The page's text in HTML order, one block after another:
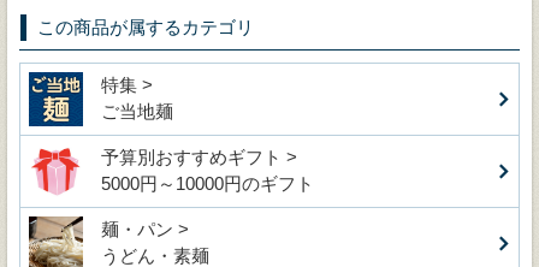
この商品が属するカテゴリ
特集 >
ご当地麺
予算別おすすめギフト >
5000円～10000円のギフト
麺・パン >
うどん・素麺